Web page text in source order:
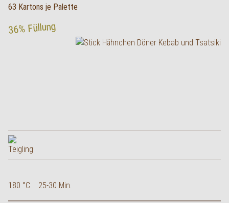
63 Kartons je Palette
36% Füllung
180 °C 25-30 Min.